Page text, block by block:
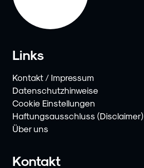
Links
Kontakt / Impressum
Datenschutzhinweise
Cookie Einstellungen
Haftungsausschluss (Disclaimer)
Über uns
Kontakt